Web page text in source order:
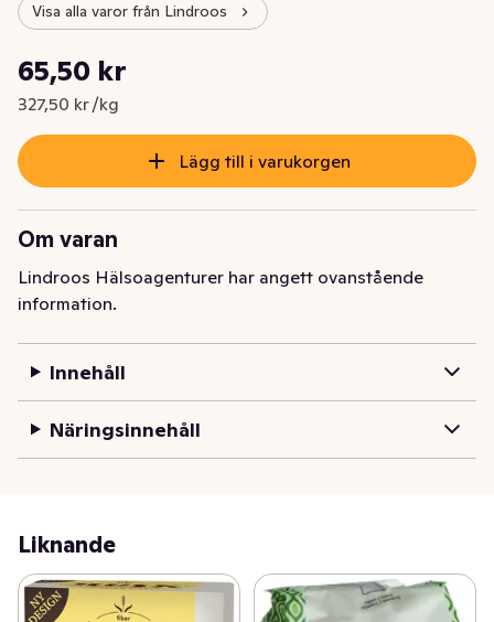
Visa alla varor från Lindroos
Nuvarande pris är: 65,50 kr
65,50 kr
327,50 kr /kg
Styckpris: 327,50 kr /kg
Lägg till i varukorgen
Om varan
Lindroos Hälsoagenturer har angett ovanstående
information.
Innehåll
Näringsinnehåll
Liknande